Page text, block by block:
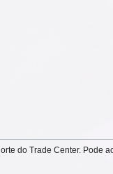
do Trade Center.